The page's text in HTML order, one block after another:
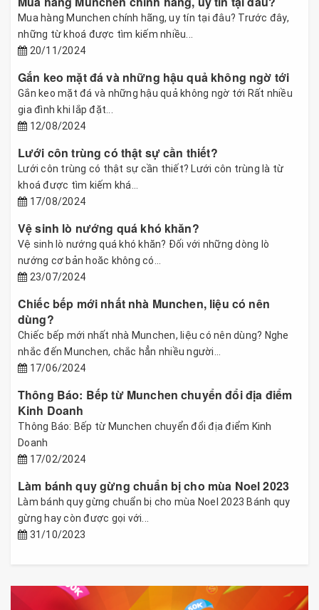
Mua hàng Munchen chính hãng, uy tín tại đâu? Trước đây,
những từ khoá được tìm kiếm nhiều...
20/11/2024
Gắn keo mặt đá và những hậu quả không ngờ tới
Gắn keo mặt đá và những hậu quả không ngờ tới Rất nhiều
gia đình khi lắp đặt...
12/08/2024
Lưới côn trùng có thật sự cần thiết?
Lưới côn trùng có thật sự cần thiết? Lưới côn trùng là từ
khoá được tìm kiếm khá...
17/08/2024
Vệ sinh lò nướng quá khó khăn?
Vệ sinh lò nướng quá khó khăn? Đối với những dòng lò
nướng cơ bản hoăc không có...
23/07/2024
Chiếc bếp mới nhất nhà Munchen, liệu có nên
dùng?
Chiếc bếp mới nhất nhà Munchen, liệu có nên dùng? Nghe
nhắc đến Munchen, chắc hẳn nhiều người...
17/06/2024
Thông Báo: Bếp từ Munchen chuyển đổi địa điểm
Kinh Doanh
Thông Báo: Bếp từ Munchen chuyển đổi địa điểm Kinh
Doanh
17/02/2024
Làm bánh quy gừng chuẩn bị cho mùa Noel 2023
Làm bánh quy gừng chuẩn bị cho mùa Noel 2023 Bánh quy
gừng hay còn được gọi với...
31/10/2023